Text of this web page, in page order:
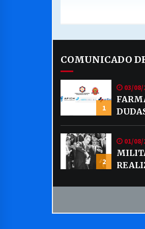
COMUNICADO
1
03/08/
POR
2
01/08/